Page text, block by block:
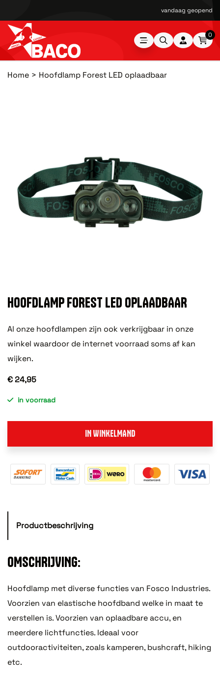
vandaag geopend
0
Home Hoofdlamp Forest LED oplaadbaar
HOOFDLAMP FOREST LED OPLAADBAAR
Al onze hoofdlampen zijn ook verkrijgbaar in onze
winkel waardoor de internet voorraad soms af kan
wijken.
€ 24,95
in voorraad
IN WINKELMAND
Productbeschrijving
OMSCHRIJVING:
Hoofdlamp met diverse functies van Fosco Industries.
Voorzien van elastische hoofdband welke in maat te
verstellen is. Voorzien van oplaadbare accu, en
meerdere lichtfuncties. Ideaal voor
outdooractiviteiten, zoals kamperen, bushcraft, hiking
etc.